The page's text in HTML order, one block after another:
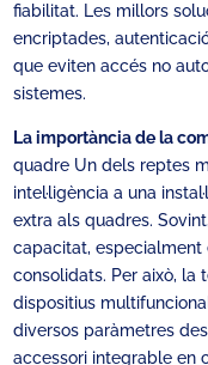
fiabilitat. Les millors
encriptades,
que eviten accés no
sistemes.
La importància de la
quadre Un dels reptes
intel·ligència a una
extra als quadres.
capacitat, especialment
consolidats. Per això, la
dispositius
diversos paràmetres des
accessori integrable en